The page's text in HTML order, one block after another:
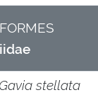
Gavia stellata